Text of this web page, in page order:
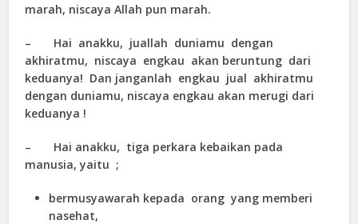
marah, niscaya Allah pun marah.
– Hai anakku, juallah duniamu dengan
akhiratmu, niscaya engkau akan beruntung dari
keduanya! Dan janganlah engkau jual akhiratmu
dengan duniamu, niscaya engkau akan merugi dari
keduanya !
– Hai anakku, tiga perkara kebaikan pada
manusia, yaitu ;
bermusyawarah kepada orang yang memberi
nasehat,